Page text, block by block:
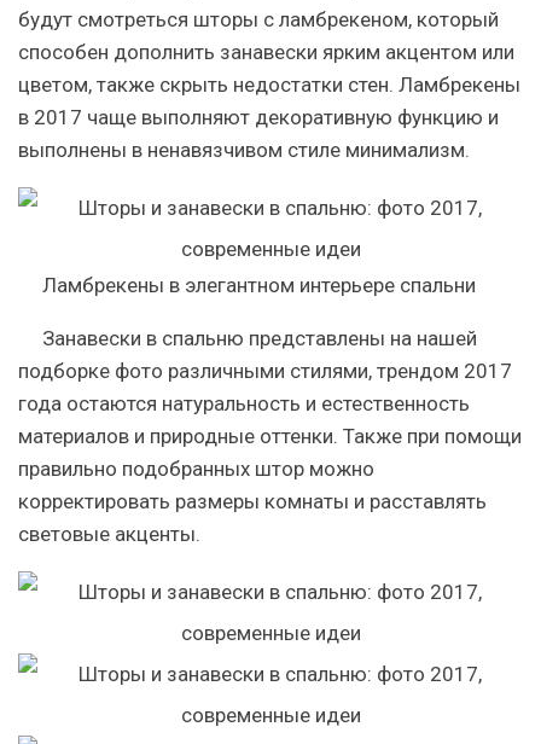
будут смотреться шторы с ламбрекеном, который
способен дополнить занавески ярким акцентом или
цветом, также скрыть недостатки стен. Ламбрекены
в 2017 чаще выполняют декоративную функцию и
выполнены в ненавязчивом стиле минимализм.
Ламбрекены в элегантном интерьере спальни
Занавески в спальню представлены на нашей
подборке фото различными стилями, трендом 2017
года остаются натуральность и естественность
материалов и природные оттенки. Также при помощи
правильно подобранных штор можно
корректировать размеры комнаты и расставлять
световые акценты.